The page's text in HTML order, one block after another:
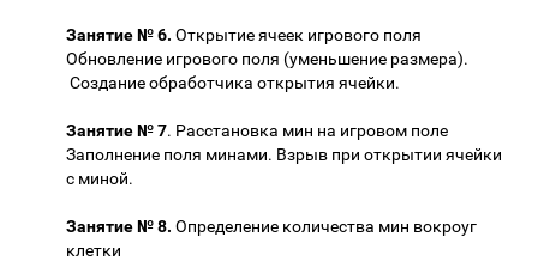
Занятие № 6. Открытие ячеек игрового поля
Обновление игрового поля (уменьшение размера).
Создание обработчика открытия ячейки.
Занятие № 7. Расстановка мин на игровом поле
Заполнение поля минами. Взрыв при открытии ячейки
с миной.
Занятие № 8. Определение количества мин вокроуг
клетки